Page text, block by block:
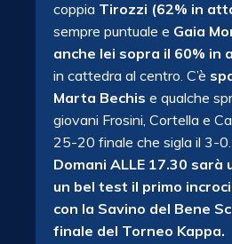
coppia Tirozzi (62% in
sempre puntuale e Gaia
anche lei sopra il 60% in
in cattedra al centro. C’è
Marta Bechis e qualche
giovani Frosini, Cortella e
25-20 finale che sigla il 3-0.
Domani ALLE 17.30 sarà
un bel test il primo
con la Savino del Bene
finale del Torneo Kappa.